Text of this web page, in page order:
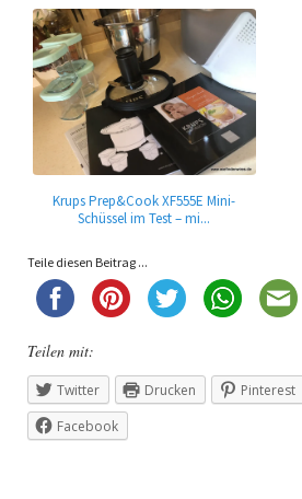
Krups Prep&Cook XF555E Mini-
Schüssel im Test – mi...
Teile diesen Beitrag ...
Teilen mit:
Twitter Drucken Pinterest
Facebook